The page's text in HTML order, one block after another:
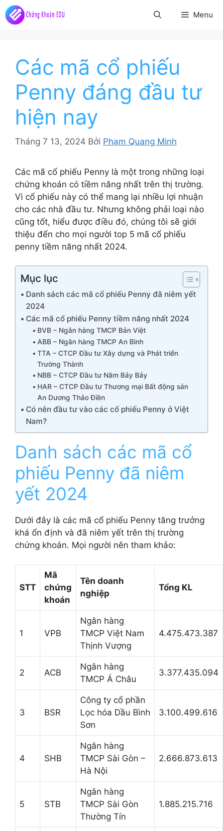
Chuyển
đến
Menu
Các mã cổ phiếu
Penny đáng đầu tư
hiện nay
Tháng 7 13, 2024 Bởi Phạm Quang Minh
Các mã cổ phiếu Penny là một trong những loại
chứng khoán có tiềm năng nhất trên thị trường.
Vì cổ phiếu này có thể mang lại nhiều lợi nhuận
cho các nhà đầu tư. Nhưng không phải loại nào
cũng tốt, hiểu được điều đó, chúng tôi sẽ giới
thiệu đến cho mọi người top 5 mã cổ phiếu
penny tiềm năng nhất 2024.
Mục lục
Danh sách các mã cổ phiếu Penny đã niêm yết
2024
Các mã cổ phiếu Penny tiềm năng nhất 2024
BVB – Ngân hàng TMCP Bản Việt
ABB – Ngân hàng TMCP An Bình
TTA – CTCP Đầu tư Xây dựng và Phát triển
Trường Thành
NBB – CTCP Đầu tư Năm Bảy Bảy
HAR – CTCP Đầu tư Thương mại Bất động sản
An Dương Thảo Điền
Có nên đầu tư vào các cổ phiếu Penny ở Việt
Nam?
Danh sách các mã cổ
phiếu Penny đã niêm
yết 2024
Dưới đây là các mã cổ phiếu Penny tăng trưởng
khá ổn định và đã niêm yết trên thị trường
chứng khoán. Mọi người nên tham khảo:
STT
Mã
chứng
khoán
Tên doanh
nghiệp
Tổng KL
1 VPB
Ngân hàng
TMCP Việt Nam
Thịnh Vượng
4.475.473.387
2 ACB
Ngân hàng
TMCP Á Châu
3.377.435.094
3 BSR
Công ty cổ phần
Lọc hóa Dầu Bình
Sơn
3.100.499.616
4 SHB
Ngân hàng
TMCP Sài Gòn –
Hà Nội
2.666.873.613
5 STB
Ngân hàng
TMCP Sài Gòn
Thường Tín
1.885.215.716